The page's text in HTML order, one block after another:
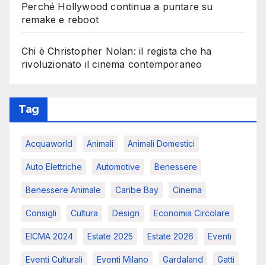
Perché Hollywood continua a puntare su
remake e reboot
Chi è Christopher Nolan: il regista che ha
rivoluzionato il cinema contemporaneo
Tag
Acquaworld Animali Animali Domestici
Auto Elettriche Automotive Benessere
Benessere Animale Caribe Bay Cinema
Consigli Cultura Design Economia Circolare
EICMA 2024 Estate 2025 Estate 2026 Eventi
Eventi Culturali Eventi Milano Gardaland Gatti